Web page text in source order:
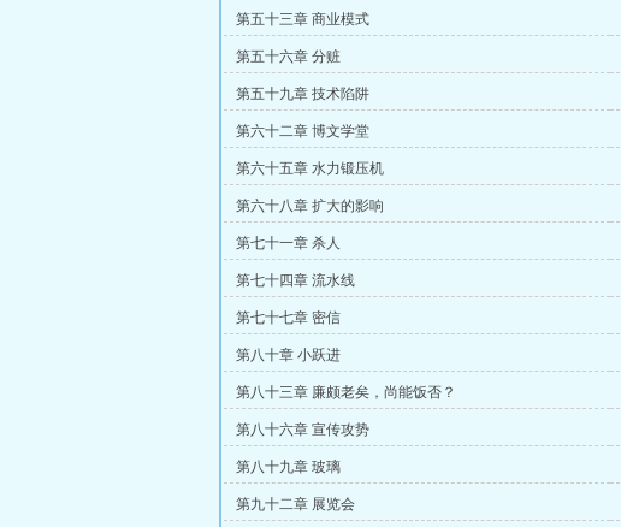
第五十三章 商业模式
第五十六章 分赃
第五十九章 技术陷阱
第六十二章 博文学堂
第六十五章 水力锻压机
第六十八章 扩大的影响
第七十一章 杀人
第七十四章 流水线
第七十七章 密信
第八十章 小跃进
第八十三章 廉颇老矣，尚能饭否？
第八十六章 宣传攻势
第八十九章 玻璃
第九十二章 展览会